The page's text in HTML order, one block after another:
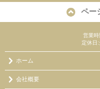
ペー
営業時
定休日
ホーム
会社概要